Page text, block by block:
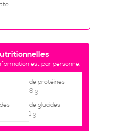
est par personne.
de protéines
8 g
de glucides
1 g